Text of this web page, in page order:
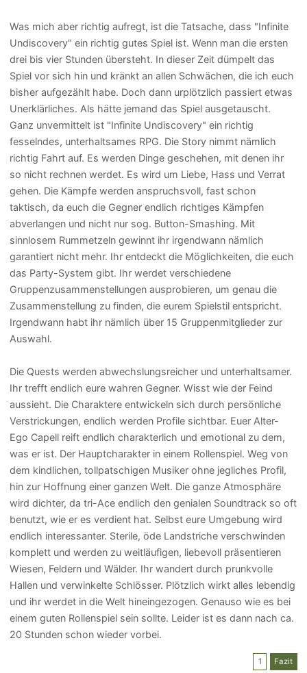
Was mich aber richtig aufregt, ist die Tatsache, dass "Infinite
Undiscovery" ein richtig gutes Spiel ist. Wenn man die ersten
drei bis vier Stunden übersteht. In dieser Zeit dümpelt das
Spiel vor sich hin und kränkt an allen Schwächen, die ich euch
bisher aufgezählt habe. Doch dann urplötzlich passiert etwas
Unerklärliches. Als hätte jemand das Spiel ausgetauscht.
Ganz unvermittelt ist "Infinite Undiscovery" ein richtig
fesselndes, unterhaltsames RPG. Die Story nimmt nämlich
richtig Fahrt auf. Es werden Dinge geschehen, mit denen ihr
so nicht rechnen werdet. Es wird um Liebe, Hass und Verrat
gehen. Die Kämpfe werden anspruchsvoll, fast schon
taktisch, da euch die Gegner endlich richtiges Kämpfen
abverlangen und nicht nur sog. Button-Smashing. Mit
sinnlosem Rummetzeln gewinnt ihr irgendwann nämlich
garantiert nicht mehr. Ihr entdeckt die Möglichkeiten, die euch
das Party-System gibt. Ihr werdet verschiedene
Gruppenzusammenstellungen ausprobieren, um genau die
Zusammenstellung zu finden, die eurem Spielstil entspricht.
Irgendwann habt ihr nämlich über 15 Gruppenmitglieder zur
Auswahl.
Die Quests werden abwechslungsreicher und unterhaltsamer.
Ihr trefft endlich eure wahren Gegner. Wisst wie der Feind
aussieht. Die Charaktere entwickeln sich durch persönliche
Verstrickungen, endlich werden Profile sichtbar. Euer Alter-
Ego Capell reift endlich charakterlich und emotional zu dem,
was er ist. Der Hauptcharakter in einem Rollenspiel. Weg von
dem kindlichen, tollpatschigen Musiker ohne jegliches Profil,
hin zur Hoffnung einer ganzen Welt. Die ganze Atmosphäre
wird dichter, da tri-Ace endlich den genialen Soundtrack so oft
benutzt, wie er es verdient hat. Selbst eure Umgebung wird
endlich interessanter. Sterile, öde Landstriche verschwinden
komplett und werden zu weitläufigen, liebevoll präsentieren
Wiesen, Feldern und Wälder. Ihr wandert durch prunkvolle
Hallen und verwinkelte Schlösser. Plötzlich wirkt alles lebendig
und ihr werdet in die Welt hineingezogen. Genauso wie es bei
einem guten Rollenspiel sein sollte. Leider ist es dann nach ca.
20 Stunden schon wieder vorbei.
1 Fazit